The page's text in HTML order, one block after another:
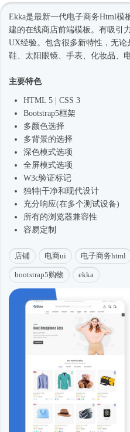
Ekka是最新一代电子商务Html模
建的在线商店前端模板。有吸引
UX经验。包含很多新特性，无论
鞋、太阳眼镜、手表、化妆品、
主要特色
HTML 5 | CSS 3
Bootstrap5框架
多颜色选择
多背景的选择
深色模式选项
全屏模式选项
W3c验证标记
独特|干净和现代设计
充分响应(在多个测试设备)
所有的浏览器兼容性
容易定制
店铺 电商ui 电子商务html
bootstrap5购物 ekka